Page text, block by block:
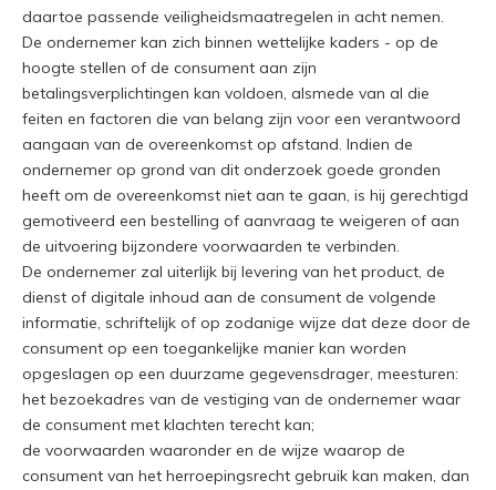
daartoe passende veiligheidsmaatregelen in acht nemen.
De ondernemer kan zich binnen wettelijke kaders - op de
hoogte stellen of de consument aan zijn
betalingsverplichtingen kan voldoen, alsmede van al die
feiten en factoren die van belang zijn voor een verantwoord
aangaan van de overeenkomst op afstand. Indien de
ondernemer op grond van dit onderzoek goede gronden
heeft om de overeenkomst niet aan te gaan, is hij gerechtigd
gemotiveerd een bestelling of aanvraag te weigeren of aan
de uitvoering bijzondere voorwaarden te verbinden.
De ondernemer zal uiterlijk bij levering van het product, de
dienst of digitale inhoud aan de consument de volgende
informatie, schriftelijk of op zodanige wijze dat deze door de
consument op een toegankelijke manier kan worden
opgeslagen op een duurzame gegevensdrager, meesturen:
het bezoekadres van de vestiging van de ondernemer waar
de consument met klachten terecht kan;
de voorwaarden waaronder en de wijze waarop de
consument van het herroepingsrecht gebruik kan maken, dan